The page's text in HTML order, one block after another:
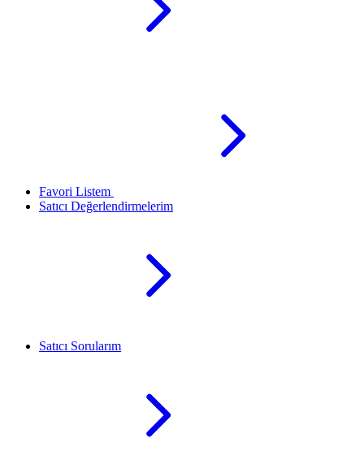
Favori Listem
Satıcı Değerlendirmelerim
Satıcı Sorularım